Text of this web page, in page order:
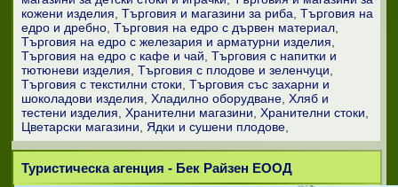
кожени изделия Търговия и магазини за риба Търговия на
едро и дребно Търговия на едро с дървен материал
Търговия на едро с железария и арматурни изделия
Търговия на едро с кафе и чай Търговия с напитки и
тютюневи изделия Търговия с плодове и зеленчуци
Търговия с текстилни стоки Търговия със захарни и
шоколадови изделия Хладилно оборудване Хляб и
тестени изделия Хранителни магазини Хранителни стоки
Цветарски магазини
Ядки и сушени плодове
Туристическа агенция - Бек Райзен ЕООД